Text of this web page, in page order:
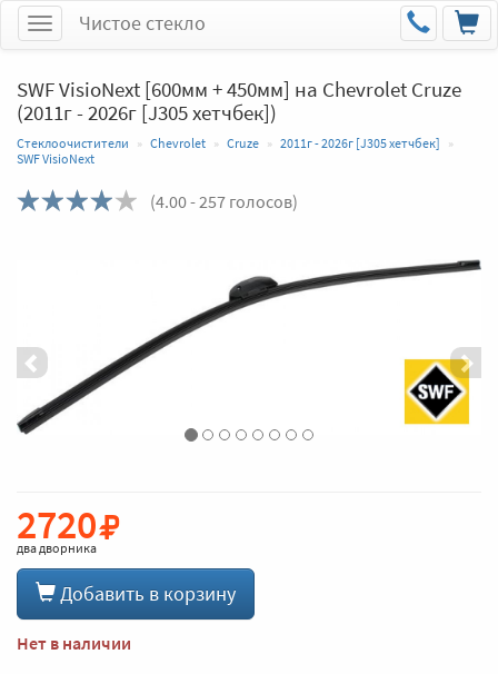
МенюЧистое стекло
SWF VisioNext [600мм + 450мм] на Chevrolet Cruze
(2011г - 2026г [J305 хетчбек])
Стеклоочистители Chevrolet Cruze
2011г - 2026г [J305 хетчбек]
SWF VisioNext
(4.00- 257 голосов)
2720
два дворника
Добавить в корзину
Нет в наличии